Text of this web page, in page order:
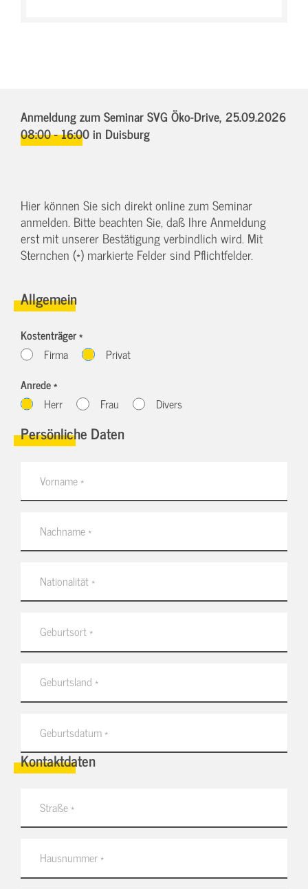
Anmeldung zum Seminar SVG Öko-Drive, 25.09.2026
08:00 - 16:00in Duisburg
Hier können Sie sich direkt online zum Seminar
anmelden. Bitte beachten Sie, daß Ihre Anmeldung
erst mit unserer Bestätigung verbindlich wird. Mit
Sternchen (*) markierte Felder sind Pflichtfelder.
Allgemein
Kostenträger *
Firma
Privat
Anrede *
Herr
Frau Divers
Persönliche Daten
Kontaktdaten